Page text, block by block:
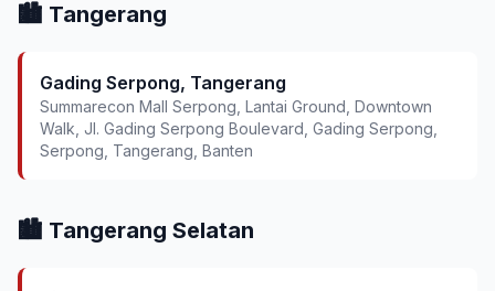
🏙️ Tangerang
Gading Serpong, Tangerang
Summarecon Mall Serpong, Lantai Ground, Downtown
Walk, Jl. Gading Serpong Boulevard, Gading Serpong,
Serpong, Tangerang, Banten
🏙️ Tangerang Selatan